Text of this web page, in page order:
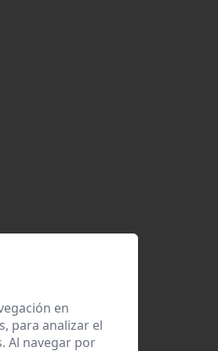
en
para analizar el
Al navegar por